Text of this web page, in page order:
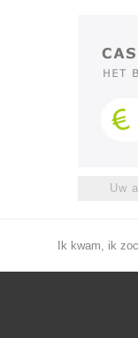
Uw
Ik kwam, ik